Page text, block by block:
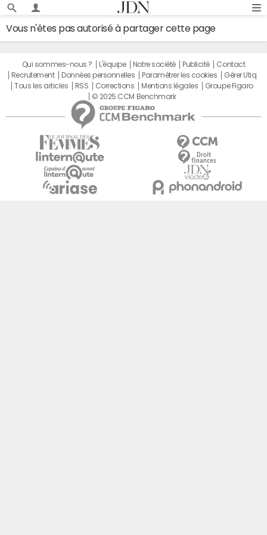
Vous n'êtes pas autorisé à partager cette page
Qui sommes-nous ? L'équipe Notre société Publicité
Contact
Recrutement
Données personnelles Paramétrer les cookies
Gérer Utiq
Tous les articles
RSS Corrections Mentions légales
Groupe Figaro
© 2025 CCM Benchmark